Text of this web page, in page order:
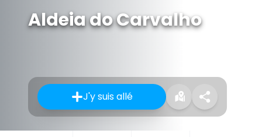
Aldeia do Carvalho
J'y suis allé